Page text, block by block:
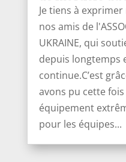
Je tiens à
nos amis de
UKRAINE, qui
depuis longtemps
continue.C’est
avons pu cette
équipement
pour les équipes...